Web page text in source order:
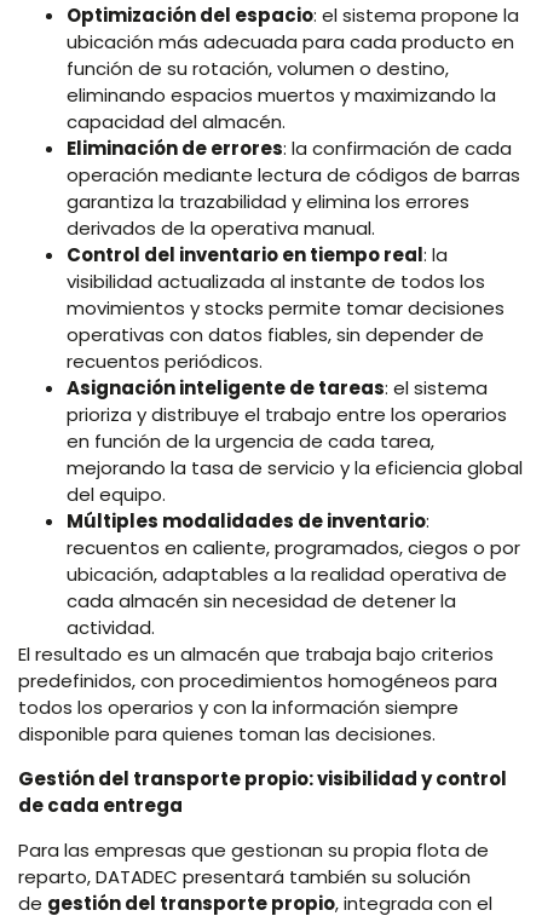
Optimización del espacio: el sistema propone la
ubicación más adecuada para cada producto en
función de su rotación, volumen o destino,
eliminando espacios muertos y maximizando la
capacidad del almacén.
Eliminación de errores: la confirmación de cada
operación mediante lectura de códigos de barras
garantiza la trazabilidad y elimina los errores
derivados de la operativa manual.
Control del inventario en tiempo real: la
visibilidad actualizada al instante de todos los
movimientos y stocks permite tomar decisiones
operativas con datos fiables, sin depender de
recuentos periódicos.
Asignación inteligente de tareas: el sistema
prioriza y distribuye el trabajo entre los operarios
en función de la urgencia de cada tarea,
mejorando la tasa de servicio y la eficiencia global
del equipo.
Múltiples modalidades de inventario:
recuentos en caliente, programados, ciegos o por
ubicación, adaptables a la realidad operativa de
cada almacén sin necesidad de detener la
actividad.
El resultado es un almacén que trabaja bajo criterios
predefinidos, con procedimientos homogéneos para
todos los operarios y con la información siempre
disponible para quienes toman las decisiones.
Gestión del transporte propio: visibilidad y control
de cada entrega
Para las empresas que gestionan su propia flota de
reparto, DATADEC presentará también su solución
de gestión del transporte propio, integrada con el